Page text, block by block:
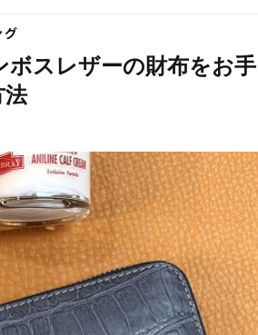
スレザーの財布をお手
法